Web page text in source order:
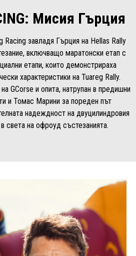
Мисия Гърция
Racing завладя Гърция на Hellas Rally
включващо маратонски етап с
етапи, които демонстрираха
характеристики на Tuareg Rally.
GCorse и опита, натрупан в предишни
и Томас Марини за пореден път
надеждност на двуцилиндровия
света на офроуд състезанията.